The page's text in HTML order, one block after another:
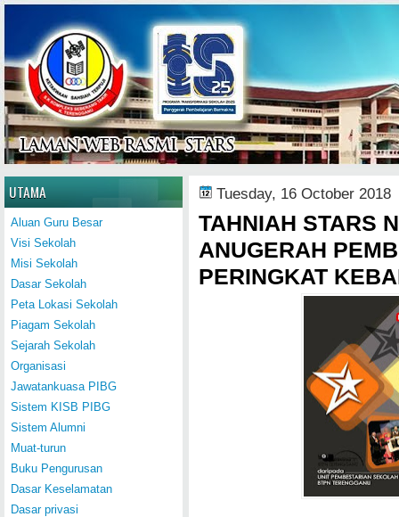
Home
Tuesday, 16 October 2018
TAHNIAH STARS
ANUGERAH
PERINGKAT
UTAMA
Aluan Guru Besar
Visi Sekolah
Misi Sekolah
Dasar Sekolah
Peta Lokasi Sekolah
Piagam Sekolah
Sejarah Sekolah
Organisasi
Jawatankuasa PIBG
Sistem KISB PIBG
Sistem Alumni
Muat-turun
Buku Pengurusan
Dasar Keselamatan
Dasar privasi